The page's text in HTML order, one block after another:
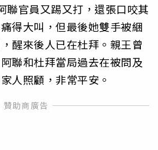
聯官員又踢又打，還張口咬其
得大叫，但最後她雙手被綑
醒來後人已在杜拜。親王曾
聯和杜拜當局過去在被問及
人照顧，非常平安。